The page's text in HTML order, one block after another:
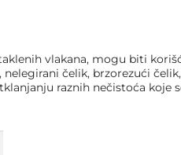
vlakana, mogu biti
nelegirani čelik, brzorezući
raznih nečistoća koje